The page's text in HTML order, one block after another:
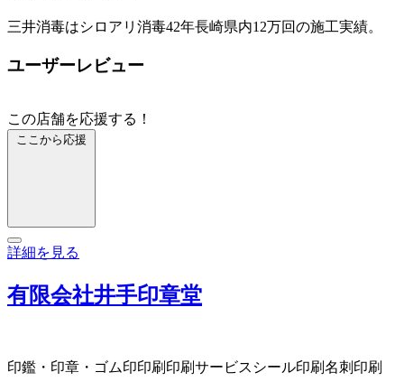
三井消毒はシロアリ消毒42年長崎県内12万回の施工実績。
ユーザーレビュー
この店舗を応援する！
ここから応援
詳細を見る
有限会社井手印章堂
印鑑・印章・ゴム印印刷 印刷サービス シール印刷名刺印刷